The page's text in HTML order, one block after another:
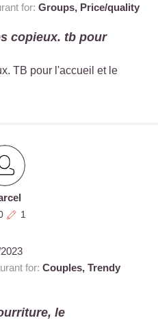
for: Groups, Price/quality
copieux. tb pour
TB pour l'accueil et le
1
for: Couples, Trendy
le